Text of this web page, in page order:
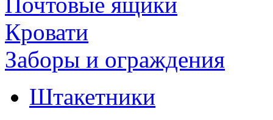
Кровати
Заборы и ограждения
Штакетники